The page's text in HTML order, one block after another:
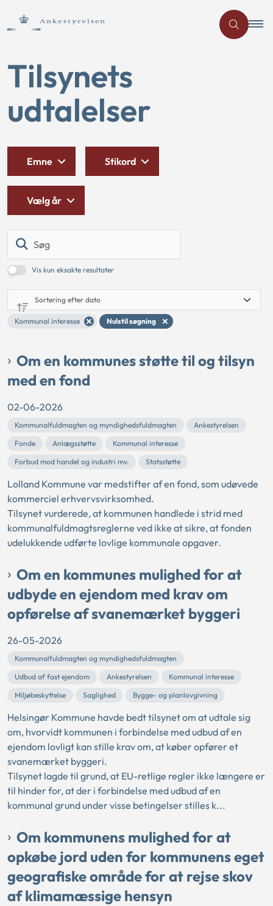
Tilsynets
udtalelser
Vis kun eksakte resultater
Kommunal interesse Nulstil søgning
Emne Stikord
Vælg år
Om en kommunes støtte til og tilsyn
med en fond
02-06-2026
Kommunalfuldmagten og myndighedsfuldmagten
Ankestyrelsen
Fonde
Anlægsstøtte
Kommunal interesse
Forbud mod handel og industri mv.
Statsstøtte
Lolland Kommune var medstifter af en fond, som udøvede
kommerciel erhvervsvirksomhed.
Tilsynet vurderede, at kommunen handlede i strid med
kommunalfuldmagtsreglerne ved ikke at sikre, at fonden
udelukkende udførte lovlige kommunale opgaver.
Om en kommunes mulighed for at
udbyde en ejendom med krav om
opførelse af svanemærket byggeri
26-05-2026
Kommunalfuldmagten og myndighedsfuldmagten
Udbud af fast ejendom
Ankestyrelsen
Kommunal interesse
Miljøbeskyttelse
Saglighed Bygge- og planlovgivning
Helsingør Kommune havde bedt tilsynet om at udtale sig
om, hvorvidt kommunen i forbindelse med udbud af en
ejendom lovligt kan stille krav om, at køber opfører et
svanemærket byggeri.
Tilsynet lagde til grund, at EU-retlige regler ikke længere er
til hinder for, at der i forbindelse med udbud af en
kommunal grund under visse betingelser stilles k...
Om kommunens mulighed for at
opkøbe jord uden for kommunens eget
geografiske område for at rejse skov
af klimamæssige hensyn